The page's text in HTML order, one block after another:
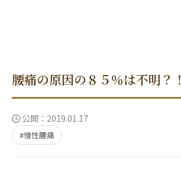
仙腸関節の痛みやゆがみ
症状から探す
腰痛の原因の８５％は不明？！
公開：2019.01.17
#慢性腰痛